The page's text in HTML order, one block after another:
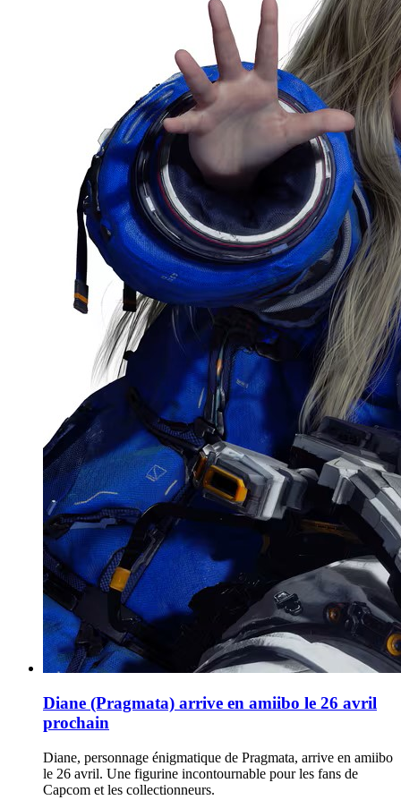
Diane (Pragmata) arrive en amiibo le 26 avril
prochain
Diane, personnage énigmatique de Pragmata, arrive en amiibo
le 26 avril. Une figurine incontournable pour les fans de
Capcom et les collectionneurs.